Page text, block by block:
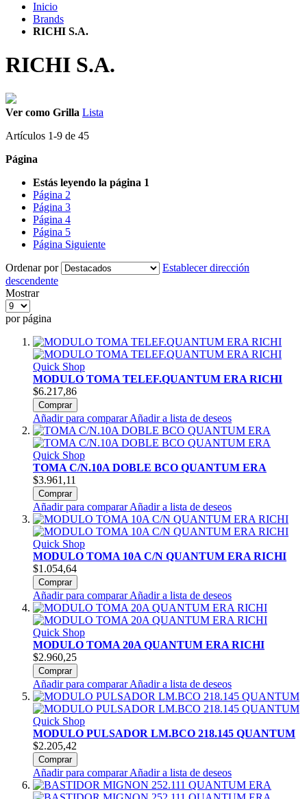
Inicio
Brands
RICHI S.A.
RICHI S.A.
Ver como Grilla Lista
Artículos 1-9 de 45
Página
Estás leyendo la página 1
Página 2
Página 3
Página 4
Página 5
Página Siguiente
Ordenar por
Establecer dirección
descendente
Mostrar
por página
Quick Shop
MODULO TOMA TELEF.QUANTUM ERA RICHI
$6.217,86
Comprar
Añadir para comparar Añadir a lista de deseos
Quick Shop
TOMA C/N.10A DOBLE BCO QUANTUM ERA
$3.961,11
Comprar
Añadir para comparar Añadir a lista de deseos
Quick Shop
MODULO TOMA 10A C/N QUANTUM ERA RICHI
$1.054,64
Comprar
Añadir para comparar Añadir a lista de deseos
Quick Shop
MODULO TOMA 20A QUANTUM ERA RICHI
$2.960,25
Comprar
Añadir para comparar Añadir a lista de deseos
Quick Shop
MODULO PULSADOR LM.BCO 218.145 QUANTUM
$2.205,42
Comprar
Añadir para comparar Añadir a lista de deseos